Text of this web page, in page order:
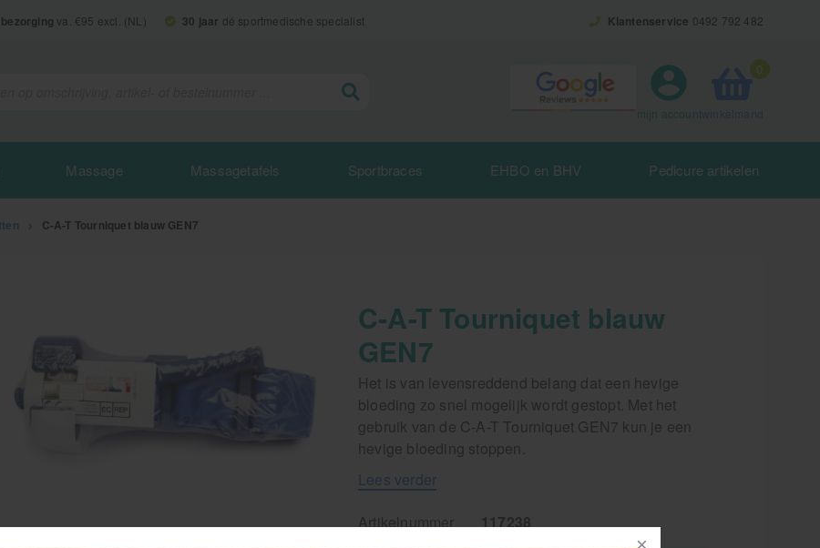
va. €95 excl. (NL) 30 jaar dé sportmedische specialist Klantenservice 0492 792 482
0
mijn account
Massage Massagetafels Sportbraces EHBO en BHV Pedicure artikelen
C-A-T Tourniquet blauw GEN7
C-A-T Tourniquet blauw
GEN7
Het is van levensreddend belang dat een hevige
bloeding zo snel mogelijk wordt gestopt. Met het
gebruik van de C-A-T Tourniquet GEN7 kun je een
hevige bloeding stoppen.
Lees verder
Artikelnummer 117238